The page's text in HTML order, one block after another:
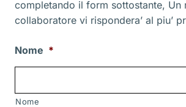
completando il form sottostante, Un
collaboratore vi rispondera’ al piu’
Nome *
Nome